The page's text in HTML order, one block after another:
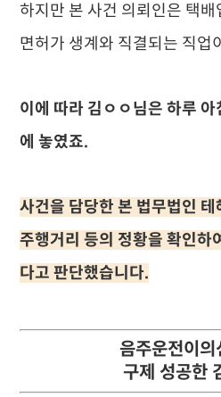
하지만 본 사건 의뢰인은 택
면허가 생계와 직결되는 직업
이에 따라 김ㅇㅇ님은 하루 아
에 놓였죠.
사건을 담당한 본 법무법인
주행거리 등의 정황을 확인하
다고 판단했습니다.
음주운전이의
구제 성공한